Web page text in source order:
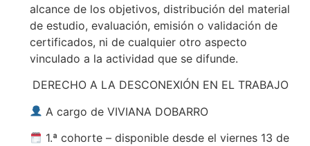
alcance de los objetivos, distribución del material
de estudio, evaluación, emisión o validación de
certificados, ni de cualquier otro aspecto
vinculado a la actividad que se difunde.
DERECHO A LA DESCONEXIÓN EN EL TRABAJO
A cargo de VIVIANA DOBARRO
1.ª cohorte – disponible desde el viernes 13 de